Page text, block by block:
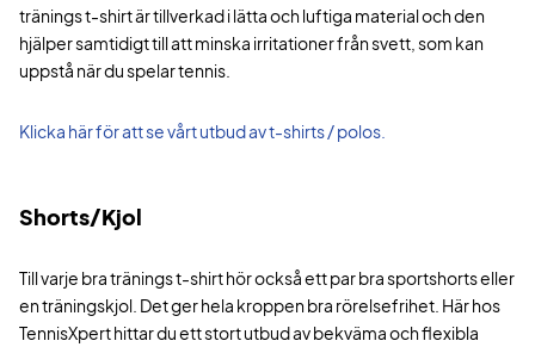
tränings t-shirt är tillverkad i lätta och luftiga material och den
hjälper samtidigt till att minska irritationer från svett, som kan
uppstå när du spelar tennis.
Klicka här för att se vårt utbud av t-shirts / polos.
Shorts/Kjol
Till varje bra tränings t-shirt hör också ett par bra sportshorts eller
en träningskjol. Det ger hela kroppen bra rörelsefrihet. Här hos
TennisXpert hittar du ett stort utbud av bekväma och flexibla